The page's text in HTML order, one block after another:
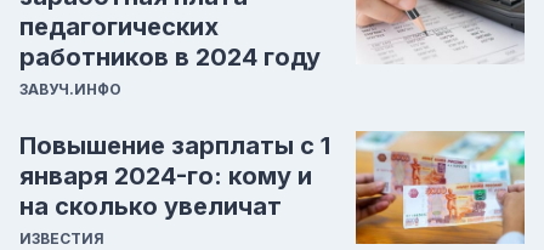
педагогических
работников в 2024 году
ЗАВУЧ.ИНФО
Повышение зарплаты с 1
января 2024-го: кому и
на сколько увеличат
ИЗВЕСТИЯ